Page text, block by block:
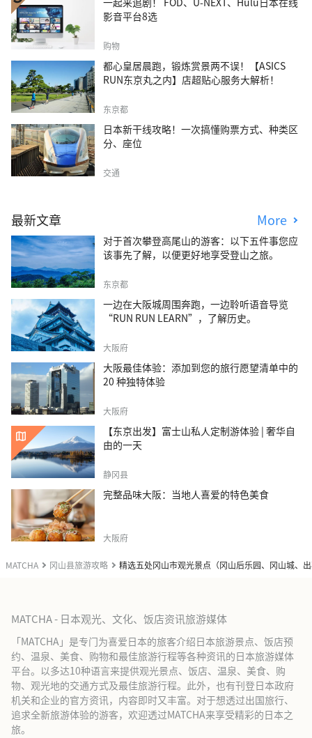
MATCHA 冈山县旅游攻略 精选五处冈山市观光景点（冈山后乐园、冈山城、
影音平台8选
购物
都心皇居晨跑，锻炼赏景两不误！【ASICS
RUN东京丸之内】店超贴心服务大解析！
东京都
日本新干线攻略！一次搞懂购票方式、种类区
分、座位
交通
最新文章 More
对于首次攀登高尾山的游客：以下五件事您应
该事先了解，以便更好地享受登山之旅。
东京都
一边在大阪城周围奔跑，一边聆听语音导览
“RUN RUN LEARN”，了解历史。
大阪府
大阪最佳体验：添加到您的旅行愿望清单中的
20 种独特体验
大阪府
【东京出发】富士山私人定制游体验 | 奢华自
由的一天
静冈县
完整品味大阪：当地人喜爱的特色美食
大阪府
MATCHA - 日本观光、文化、饭店资讯旅游媒体
「MATCHA」是专门为喜爱日本的旅客介绍日本旅游景点、饭店预
约、温泉、美食、购物和最佳旅游行程等各种资讯的日本旅游媒体
平台。以多达10种语言来提供观光景点、饭店、温泉、美食、购
物、观光地的交通方式及最佳旅游行程。此外，也有刊登日本政府
机关和企业的官方资讯，内容即时又丰富。对于想透过出国旅行、
追求全新旅游体验的游客，欢迎透过MATCHA来享受精彩的日本之
旅。